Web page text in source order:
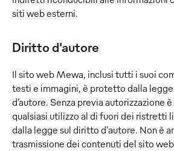
siti web esterni.
Diritto d'autore
Il sito web Mewa, inclusi tutti i suoi
testi e immagini, è protetto dalla
d’autore. Senza previa autorizzazione
qualsiasi utilizzo al di fuori dei ristretti
dalla legge sul diritto d'autore. Non è
trasmissione dei contenuti del sito